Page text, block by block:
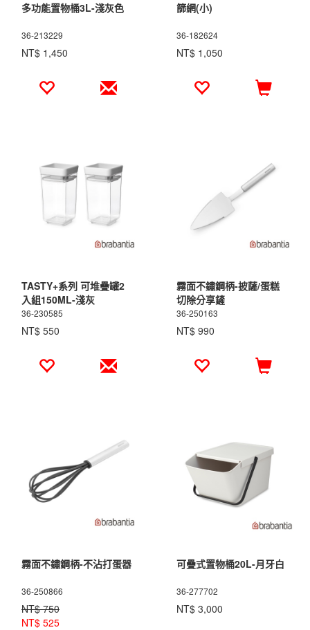
多功能置物桶3L-淺灰色
36-213229
NT$ 1,450
篩網(小)
36-182624
NT$ 1,050
TASTY+系列 可堆疊罐2
入組150ML-淺灰
36-230585
NT$ 550
霧面不鏽鋼柄-披薩/蛋糕
切除分享鏟
36-250163
NT$ 990
霧面不鏽鋼柄-不沾打蛋器
36-250866
NT$ 750
NT$ 525
可疊式置物桶20L-月牙白
36-277702
NT$ 3,000